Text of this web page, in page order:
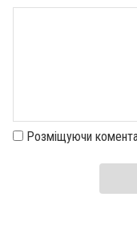
Розміщуючи